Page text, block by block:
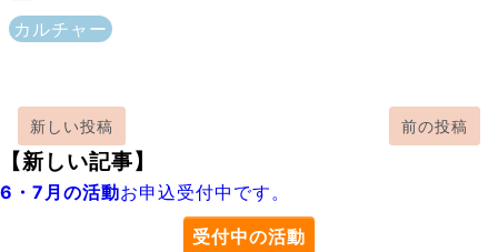
カルチャー
新しい投稿 前の投稿
【新しい記事】
6・7月の活動お申込受付中です。
受付中の活動